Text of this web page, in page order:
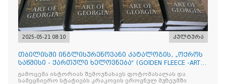
2025-05-21 08:10 კულტურა
თბილისში ინგლისურენოვანი კატალოგის, „ოქროს
საწმისი - ქართული ხელოვნება“ (GOlDEN FLEECE -ART
OF GEORG
გამოცემა ისტორიას შემოუნახავს ფოტომასალას და
სამეცნიერო სტატიებს კრაკოვის ეროვნულ მუზეუმში